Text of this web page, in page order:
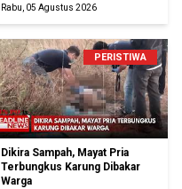
Rabu, 05 Agustus 2026
PERISTIWA
Dikira Sampah, Mayat Pria
Terbungkus Karung Dibakar
Warga